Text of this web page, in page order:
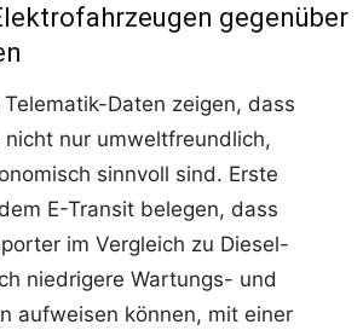
gegenüber
Daten zeigen, dass
nicht nur umweltfreundlich,
sinnvoll sind. Erste
E-Transit belegen, dass
im Vergleich zu Diesel-
niedrigere Wartungs- und
aufweisen können, mit einer